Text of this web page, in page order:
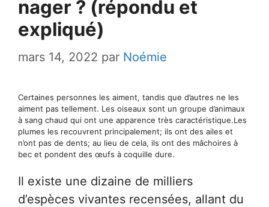
nager ? (répondu et
expliqué)
mars 14, 2022 par Noémie
Certaines personnes les aiment, tandis que d’autres ne les
aiment pas tellement. Les oiseaux sont un groupe d’animaux
à sang chaud qui ont une apparence très caractéristique.Les
plumes les recouvrent principalement; ils ont des ailes et
n’ont pas de dents; au lieu de cela, ils ont des mâchoires à
bec et pondent des œufs à coquille dure.
Il existe une dizaine de milliers
d’espèces vivantes recensées, allant du